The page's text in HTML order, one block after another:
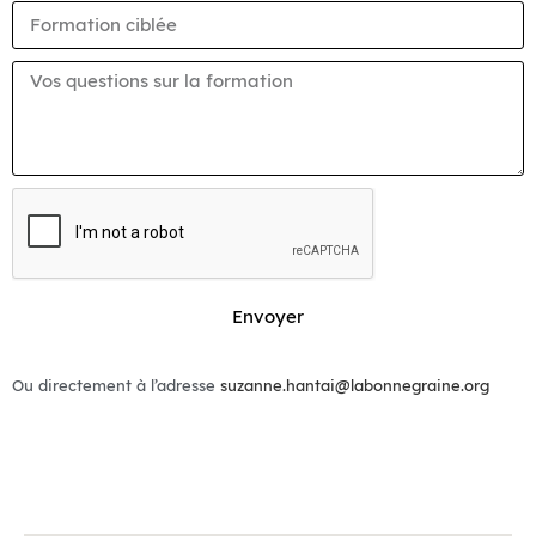
Envoyer
Ou directement à l’adresse suzanne.hantai@labonnegraine.org